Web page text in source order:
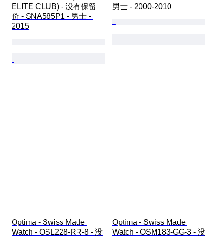
ELITE CLUB) - 没有保留
价 - SNA585P1 - 男士 -
2015
男士 - 2000-2010
Optima - Swiss Made
Watch - OSL228-RR-8 - 没
Optima - Swiss Made
Watch - OSM183-GG-3 - 没